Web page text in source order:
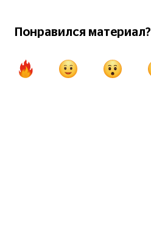
А. Мишина / А. Галлямов
Алиса Двоеглазова
Понравился материал?